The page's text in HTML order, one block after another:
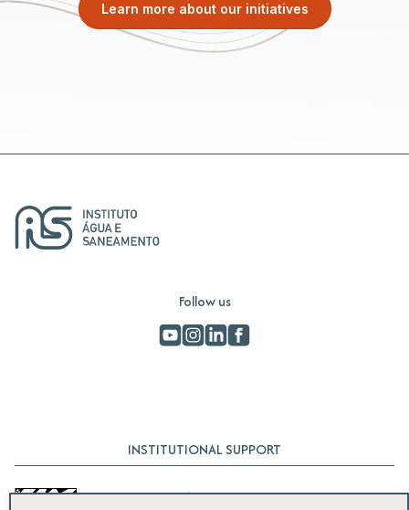
Learn more about our initiatives
Follow us
INSTITUTIONAL SUPPORT